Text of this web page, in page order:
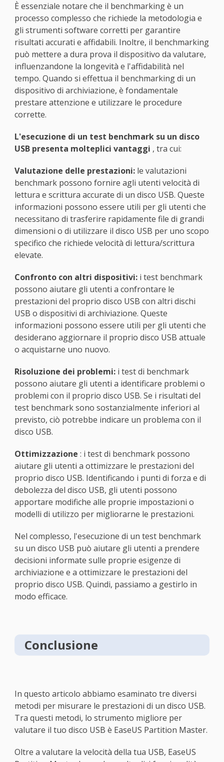
È essenziale notare che il benchmarking è un
processo complesso che richiede la metodologia e
gli strumenti software corretti per garantire
risultati accurati e affidabili. Inoltre, il benchmarking
può mettere a dura prova il dispositivo da valutare,
influenzandone la longevità e l'affidabilità nel
tempo. Quando si effettua il benchmarking di un
dispositivo di archiviazione, è fondamentale
prestare attenzione e utilizzare le procedure
corrette.
L'esecuzione di un test benchmark su un disco
USB presenta molteplici vantaggi , tra cui:
Valutazione delle prestazioni:le valutazioni
benchmark possono fornire agli utenti velocità di
lettura e scrittura accurate di un disco USB. Queste
informazioni possono essere utili per gli utenti che
necessitano di trasferire rapidamente file di grandi
dimensioni o di utilizzare il disco USB per uno scopo
specifico che richiede velocità di lettura/scrittura
elevate.
Confronto con altri dispositivi:i test benchmark
possono aiutare gli utenti a confrontare le
prestazioni del proprio disco USB con altri dischi
USB o dispositivi di archiviazione. Queste
informazioni possono essere utili per gli utenti che
desiderano aggiornare il proprio disco USB attuale
o acquistarne uno nuovo.
Risoluzione dei problemi:i test di benchmark
possono aiutare gli utenti a identificare problemi o
problemi con il proprio disco USB. Se i risultati del
test benchmark sono sostanzialmente inferiori al
previsto, ciò potrebbe indicare un problema con il
disco USB.
Ottimizzazione : i test di benchmark possono
aiutare gli utenti a ottimizzare le prestazioni del
proprio disco USB. Identificando i punti di forza e di
debolezza del disco USB, gli utenti possono
apportare modifiche alle proprie impostazioni o
modelli di utilizzo per migliorarne le prestazioni.
Nel complesso, l'esecuzione di un test benchmark
su un disco USB può aiutare gli utenti a prendere
decisioni informate sulle proprie esigenze di
archiviazione e a ottimizzare le prestazioni del
proprio disco USB. Quindi, passiamo a gestirlo in
modo efficace.
Conclusione
In questo articolo abbiamo esaminato tre diversi
metodi per misurare le prestazioni di un disco USB.
Tra questi metodi, lo strumento migliore per
valutare il tuo disco USB è EaseUS Partition Master.
Oltre a valutare la velocità della tua USB, EaseUS